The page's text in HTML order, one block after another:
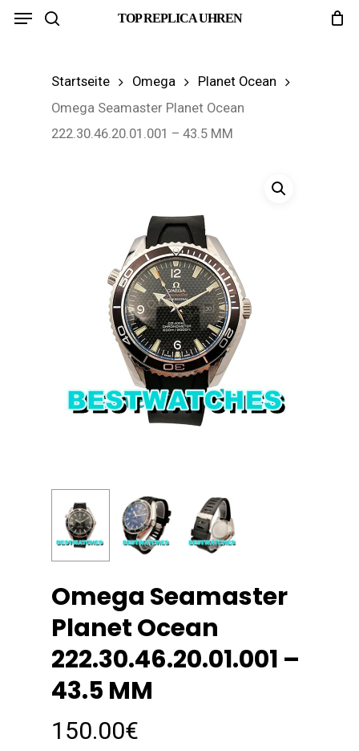
Skip
TOP REPLICA UHREN
Menu
Startseite Omega
Planet Ocean
Omega Seamaster Planet Ocean
222.30.46.20.01.001 – 43.5 MM
Omega Seamaster
Planet Ocean
222.30.46.20.01.001 –
43.5 MM
150.00€